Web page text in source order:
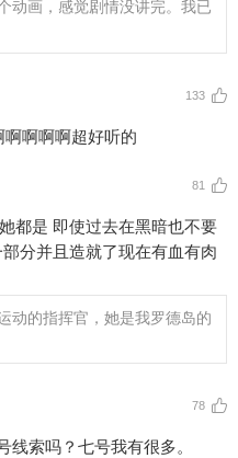
动画，感觉剧情没讲完。我已
133
啊啊啊超好听的
81
都是 即使过去在黑暗也不要
分并且造就了现在有血有肉
动的指挥官，她是我罗德岛的
78
线索吗？七号我有很多。